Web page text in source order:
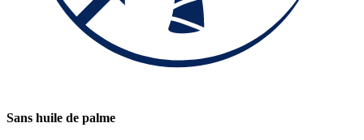
Sans huile de palme